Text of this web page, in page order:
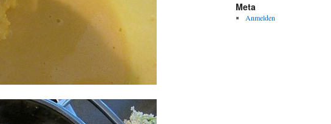
Meta
Anmelden